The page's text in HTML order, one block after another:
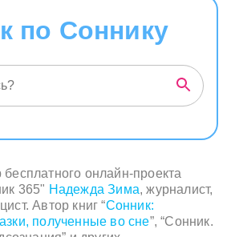
по Соннику
бесплатного онлайн-проекта
365" Надежда Зима, журналист,
Автор книг “Сонник:
полученные во сне”, “Сонник.